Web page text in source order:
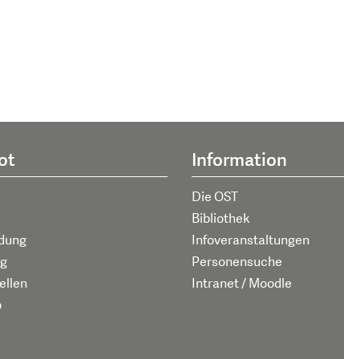
Information
Die OST
Bibliothek
Infoveranstaltungen
Personensuche
Intranet / Moodle